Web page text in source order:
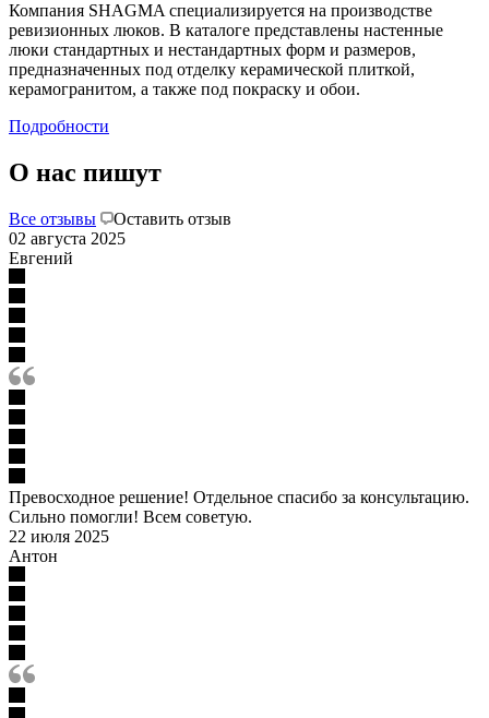
Компания SHAGMA специализируется на производстве
ревизионных люков. В каталоге представлены настенные
люки стандартных и нестандартных форм и размеров,
предназначенных под отделку керамической плиткой,
керамогранитом, а также под покраску и обои.
Подробности
О нас пишут
Все отзывы
Оставить отзыв
02 августа 2025
Евгений
Превосходное решение! Отдельное спасибо за консультацию.
Сильно помогли! Всем советую.
22 июля 2025
Антон